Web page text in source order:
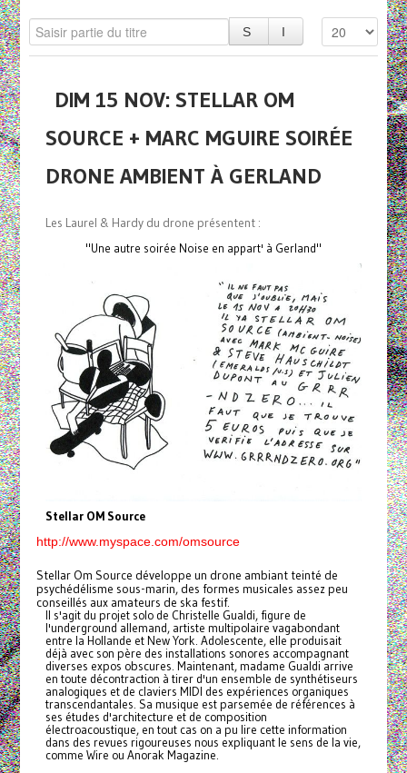
DIM 15 NOV: STELLAR OM
SOURCE + MARC MGUIRE SOIRÉE
DRONE AMBIENT À GERLAND
Les Laurel & Hardy du drone présentent :
"Une autre soirée Noise en appart' à Gerland"
Stellar OM Source
http://www.myspace.com/omsource
Stellar Om Source développe un drone ambiant teinté de
psychédélisme sous-marin, des formes musicales assez peu
conseillés aux amateurs de ska festif.
Il s'agit du projet solo de Christelle Gualdi, figure de
l'underground allemand, artiste multipolaire vagabondant
entre la Hollande et New York. Adolescente, elle produisait
déjà avec son père des installations sonores accompagnant
diverses expos obscures. Maintenant, madame Gualdi arrive
en toute décontraction à tirer d'un ensemble de synthétiseurs
analogiques et de claviers MIDI des expériences organiques
transcendantales. Sa musique est parsemée de références à
ses études d'architecture et de composition
électroacoustique, en tout cas on a pu lire cette information
dans des revues rigoureuses nous expliquant le sens de la vie,
comme Wire ou Anorak Magazine.